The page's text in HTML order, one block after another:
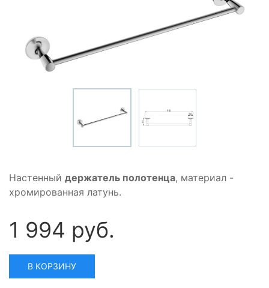
Настенный держатель полотенца, материал -
хромированная латунь.
1 994 руб.
В КОРЗИНУ